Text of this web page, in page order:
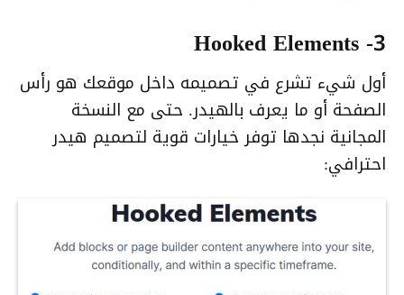
3- Hooked Elements
أول شيء تشرع في تصميمه داخل موقعك هو رأس
الصفحة أو ما يعرف بالهيدر. حتى مع النسخة
المجانية نجدها توفر خيارات قوية لتصميم هيدر
احترافي: